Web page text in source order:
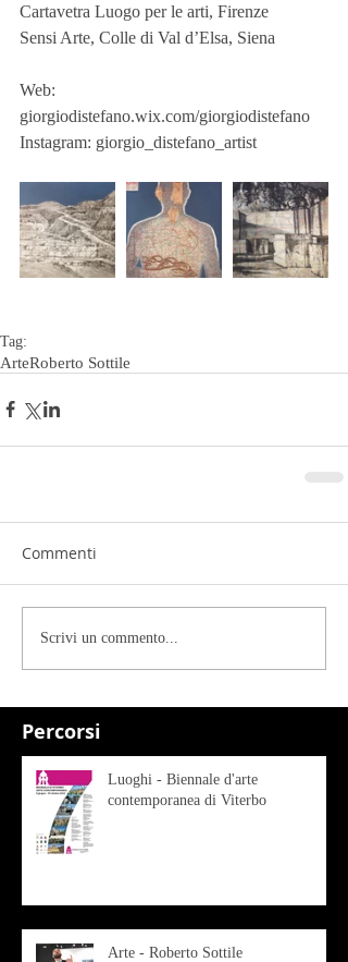
Percorsi
Cartavetra Luogo per le arti, Firenze
Sensi Arte, Colle di Val d’Elsa, Siena
Web:
giorgiodistefano.wix.com/giorgiodistefano
Instagram: giorgio_distefano_artist
Tag:
ArteRoberto Sottile
Commenti
Scrivi un commento...
Luoghi - Biennale d'arte
contemporanea di Viterbo
Arte - Roberto Sottile